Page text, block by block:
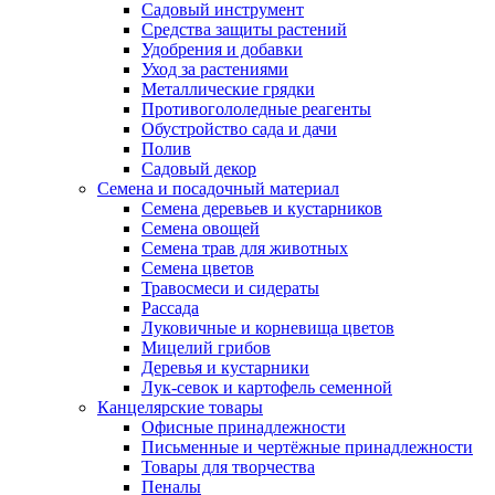
Садовый инструмент
Средства защиты растений
Удобрения и добавки
Уход за растениями
Металлические грядки
Противогололедные реагенты
Обустройство сада и дачи
Полив
Садовый декор
Семена и посадочный материал
Семена деревьев и кустарников
Семена овощей
Семена трав для животных
Семена цветов
Травосмеси и сидераты
Рассада
Луковичные и корневища цветов
Мицелий грибов
Деревья и кустарники
Лук-севок и картофель семенной
Канцелярские товары
Офисные принадлежности
Письменные и чертёжные принадлежности
Товары для творчества
Пеналы